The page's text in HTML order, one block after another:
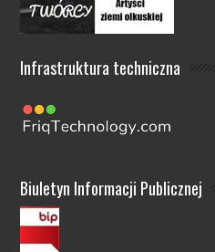
Infrastruktura techniczna
Biuletyn Informacji Publicznej